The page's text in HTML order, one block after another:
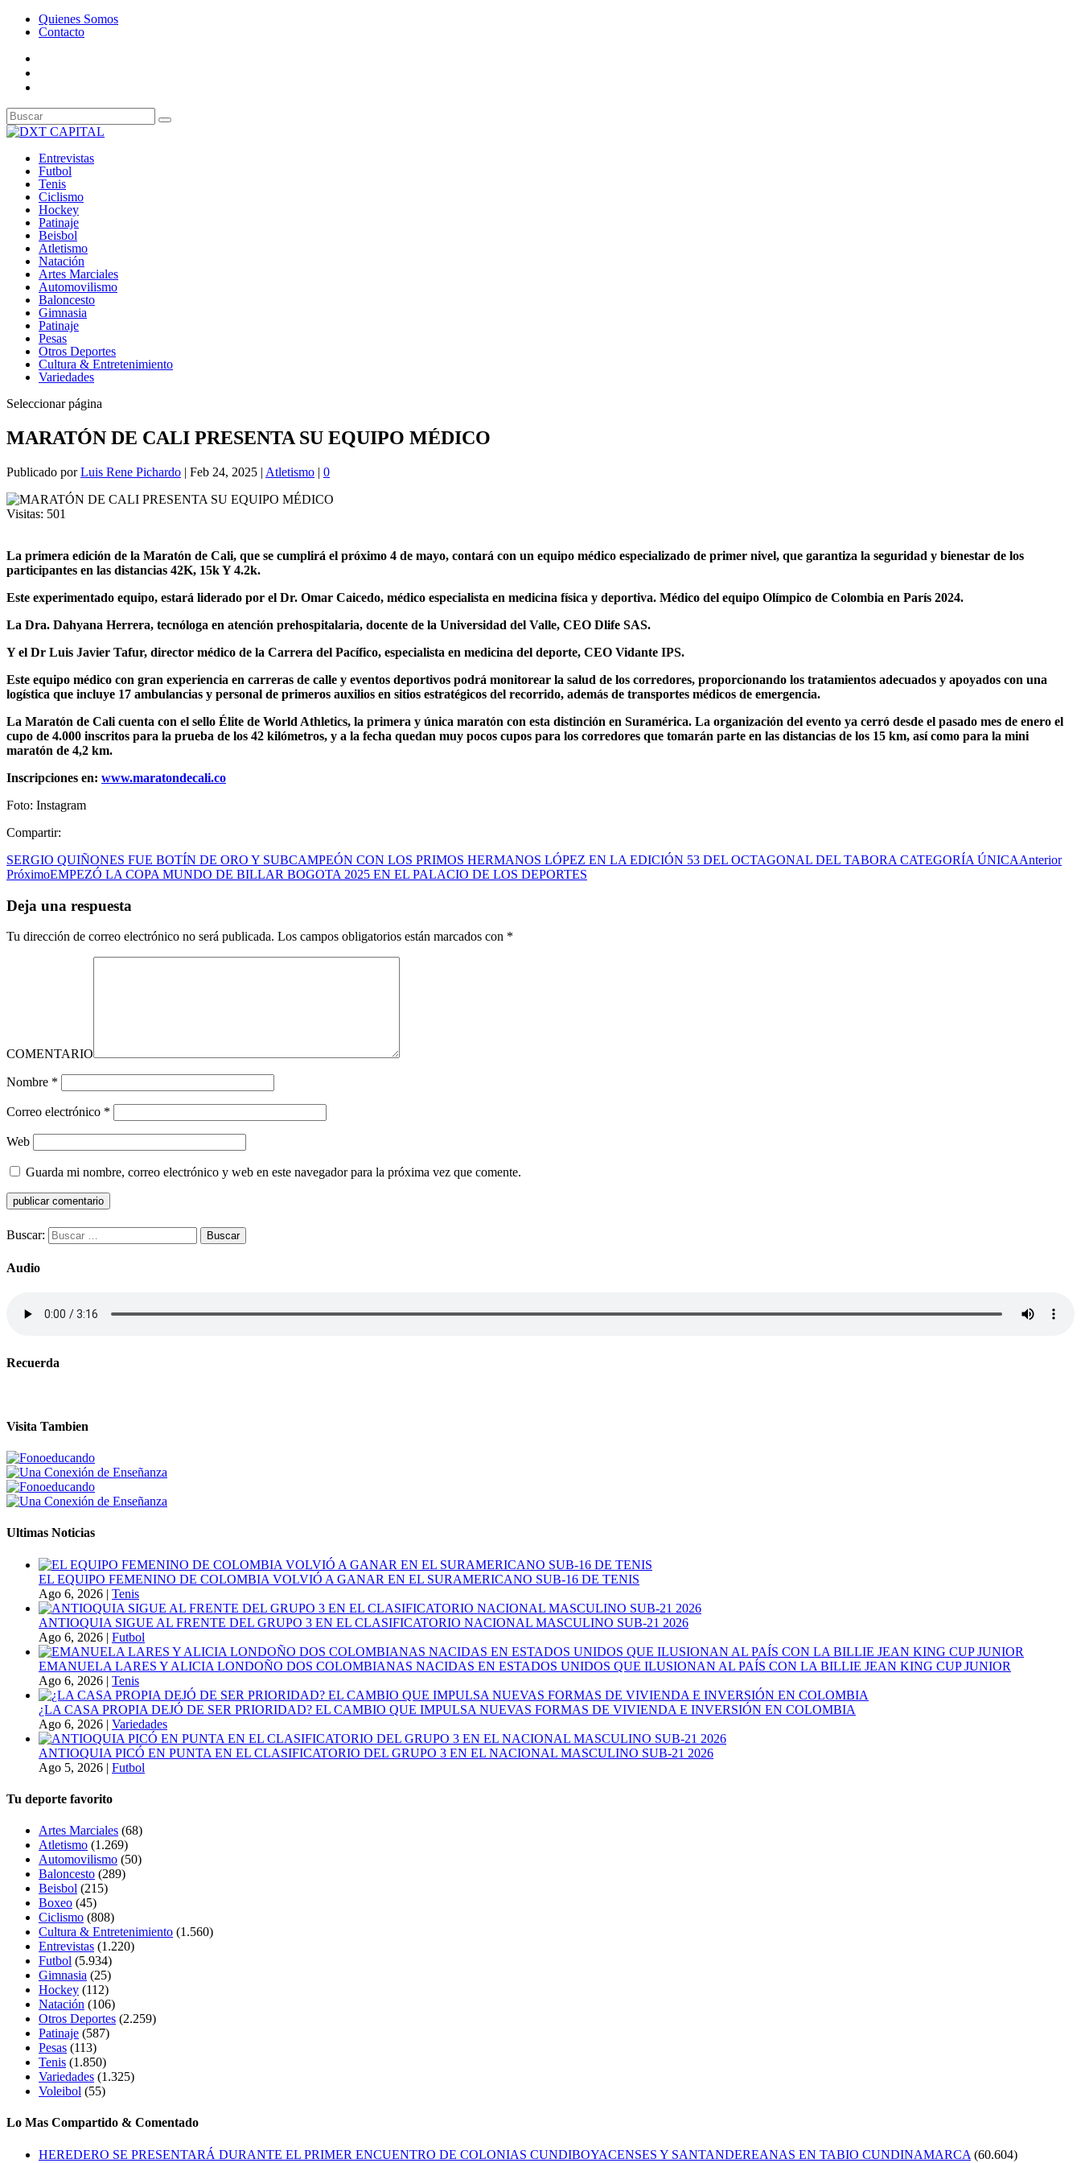
Quienes Somos
Contacto
Entrevistas
Futbol
Tenis
Ciclismo
Hockey
Patinaje
Beisbol
Atletismo
Natación
Artes Marciales
Automovilismo
Baloncesto
Gimnasia
Patinaje
Pesas
Otros Deportes
Cultura & Entretenimiento
Variedades
Seleccionar página
MARATÓN DE CALI PRESENTA SU EQUIPO MÉDICO
Publicado porLuis Rene Pichardo | Feb 24, 2025 | Atletismo | 0
Visitas: 501
La primera edición de la Maratón de Cali, que se cumplirá el próximo 4 de mayo, contará con un equipo médico especializado de primer nivel, que garantiza la seguridad y bienestar de los
participantes en las distancias 42K, 15k Y 4.2k.
Este experimentado equipo, estará liderado por el Dr. Omar Caicedo, médico especialista en medicina física y deportiva. Médico del equipo Olímpico de Colombia en París 2024.
La Dra. Dahyana Herrera, tecnóloga en atención prehospitalaria, docente de la Universidad del Valle, CEO Dlife SAS.
Y el Dr Luis Javier Tafur, director médico de la Carrera del Pacífico, especialista en medicina del deporte, CEO Vidante IPS.
Este equipo médico con gran experiencia en carreras de calle y eventos deportivos podrá monitorear la salud de los corredores, proporcionando los tratamientos adecuados y apoyados con una
logística que incluye 17 ambulancias y personal de primeros auxilios en sitios estratégicos del recorrido, además de transportes médicos de emergencia.
La Maratón de Cali cuenta con el sello Élite de World Athletics, la primera y única maratón con esta distinción en Suramérica. La organización del evento ya cerró desde el pasado mes de enero el
cupo de 4.000 inscritos para la prueba de los 42 kilómetros, y a la fecha quedan muy pocos cupos para los corredores que tomarán parte en las distancias de los 15 km, así como para la mini
maratón de 4,2 km.
Inscripciones en: www.maratondecali.co
Foto: Instagram
Compartir:
SERGIO QUIÑONES FUE BOTÍN DE ORO Y SUBCAMPEÓN CON LOS PRIMOS HERMANOS LÓPEZ EN LA EDICIÓN 53 DEL OCTAGONAL DEL TABORA CATEGORÍA ÚNICAAnterior
PróximoEMPEZÓ LA COPA MUNDO DE BILLAR BOGOTA 2025 EN EL PALACIO DE LOS DEPORTES
Deja una respuesta
Tu dirección de correo electrónico no será publicada. Los campos obligatorios están marcados con *
COMENTARIO
Nombre *
Correo electrónico *
Web
Guarda mi nombre, correo electrónico y web en este navegador para la próxima vez que comente.
Buscar:
Audio
Recuerda
Visita Tambien
Ultimas Noticias
EL EQUIPO FEMENINO DE COLOMBIA VOLVIÓ A GANAR EN EL SURAMERICANO SUB-16 DE TENIS
Ago 6, 2026 | Tenis
ANTIOQUIA SIGUE AL FRENTE DEL GRUPO 3 EN EL CLASIFICATORIO NACIONAL MASCULINO SUB-21 2026
Ago 6, 2026 | Futbol
EMANUELA LARES Y ALICIA LONDOÑO DOS COLOMBIANAS NACIDAS EN ESTADOS UNIDOS QUE ILUSIONAN AL PAÍS CON LA BILLIE JEAN KING CUP JUNIOR
Ago 6, 2026 | Tenis
¿LA CASA PROPIA DEJÓ DE SER PRIORIDAD? EL CAMBIO QUE IMPULSA NUEVAS FORMAS DE VIVIENDA E INVERSIÓN EN COLOMBIA
Ago 6, 2026 | Variedades
ANTIOQUIA PICÓ EN PUNTA EN EL CLASIFICATORIO DEL GRUPO 3 EN EL NACIONAL MASCULINO SUB-21 2026
Ago 5, 2026 | Futbol
Tu deporte favorito
Artes Marciales (68)
Atletismo (1.269)
Automovilismo (50)
Baloncesto (289)
Beisbol (215)
Boxeo (45)
Ciclismo (808)
Cultura & Entretenimiento (1.560)
Entrevistas (1.220)
Futbol (5.934)
Gimnasia (25)
Hockey (112)
Natación (106)
Otros Deportes (2.259)
Patinaje (587)
Pesas (113)
Tenis (1.850)
Variedades (1.325)
Voleibol (55)
Lo Mas Compartido & Comentado
HEREDERO SE PRESENTARÁ DURANTE EL PRIMER ENCUENTRO DE COLONIAS CUNDIBOYACENSES Y SANTANDEREANAS EN TABIO CUNDINAMARCA (60.604)